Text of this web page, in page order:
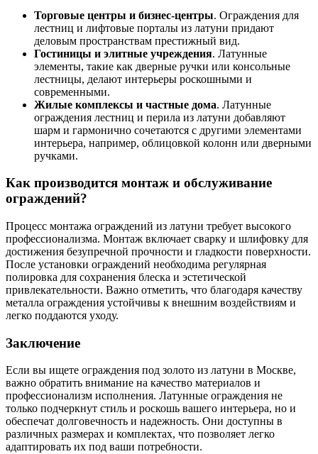
Торговые центры и бизнес-центры. Ограждения для
лестниц и лифтовые порталы из латуни придают
деловым пространствам престижный вид.
Гостиницы и элитные учреждения. Латунные
элементы, такие как дверные ручки или консольные
лестницы, делают интерьеры роскошными и
современными.
Жилые комплексы и частные дома. Латунные
ограждения лестниц и перила из латуни добавляют
шарм и гармонично сочетаются с другими элементами
интерьера, например, облицовкой колонн или дверными
ручками.
Как производится монтаж и обслуживание
ограждений?
Процесс монтажа ограждений из латуни требует высокого
профессионализма. Монтаж включает сварку и шлифовку для
достижения безупречной прочности и гладкости поверхности.
После установки ограждений необходима регулярная
полировка для сохранения блеска и эстетической
привлекательности. Важно отметить, что благодаря качеству
металла ограждения устойчивы к внешним воздействиям и
легко поддаются уходу.
Заключение
Если вы ищете ограждения под золото из латуни в Москве,
важно обратить внимание на качество материалов и
профессионализм исполнения. Латунные ограждения не
только подчеркнут стиль и роскошь вашего интерьера, но и
обеспечат долговечность и надежность. Они доступны в
различных размерах и комплектах, что позволяет легко
адаптировать их под ваши потребности.